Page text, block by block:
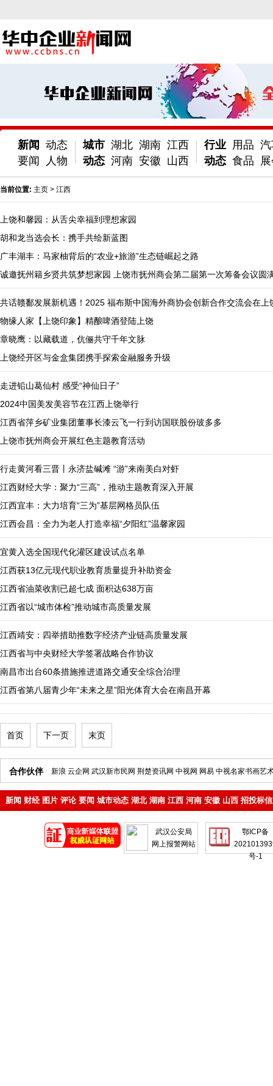
新闻
要闻
动态
人物
城市
动态
湖北 湖南 江西
河南 安徽 山西
行业
动态
用品
食品
当前位置: 主页 > 江西
上饶和馨园：从舌尖幸福到理想家园
胡和龙当选会长：携手共绘新蓝图
广丰湖丰：马家柚背后的“农业+旅游”生态链崛起之路
诚邀抚州籍乡贤共筑梦想家园 上饶市抚州商会第二届第一次筹备会议圆
共话赣鄱发展新机遇！2025 福布斯中国海外商协会创新合作交流会在上
物缘人家【上饶印象】精酿啤酒登陆上饶
章晓鹰：以藏载道，伉俪共守千年文脉
上饶经开区与金盒集团携手探索金融服务升级
走进铅山葛仙村 感受“神仙日子”
2024中国美发美容节在江西上饶举行
江西省萍乡矿业集团董事长漆云飞一行到访国联股份玻多多
上饶市抚州商会开展红色主题教育活动
行走黄河看三晋丨永济盐碱滩 “游”来南美白对虾
江西财经大学：聚力“三高”，推动主题教育深入开展
江西宜丰：大力培育“三为”基层网格员队伍
江西会昌：全力为老人打造幸福“夕阳红”温馨家园
宜黄入选全国现代化灌区建设试点名单
江西获13亿元现代职业教育质量提升补助资金
江西省油菜收割已超七成 面积达638万亩
江西省以“城市体检”推动城市高质量发展
江西靖安：四举措助推数字经济产业链高质量发展
江西省与中央财经大学签署战略合作协议
南昌市出台60条措施推进道路交通安全综合治理
江西省第八届青少年“未来之星”阳光体育大会在南昌开幕
首页 下一页 末页
合作伙伴 新浪 云企网 武汉新市民网 荆楚资讯网 中视网 网易 中视名家书画艺
新闻 财经 图片 评论 要闻 城市动态 湖北 湖南 江西 河南 安徽 山西 招投标
武汉公安局
网上报警网站
鄂ICP备
号-1